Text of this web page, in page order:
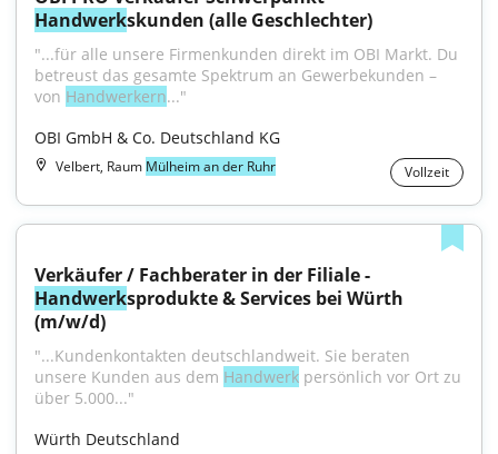
Handwerkskunden (alle Geschlechter)
"...für alle unsere Firmenkunden direkt im OBI Markt. Du
betreust das gesamte Spektrum an Gewerbekunden –
von Handwerkern..."
OBI GmbH & Co. Deutschland KG
Velbert, Raum Mülheim an der Ruhr Vollzeit
Handwerksprodukte & Services bei Würth
(m/w/d)
"...Kundenkontakten deutschlandweit. Sie beraten
unsere Kunden aus dem Handwerk persönlich vor Ort zu
über 5.000..."
Würth Deutschland